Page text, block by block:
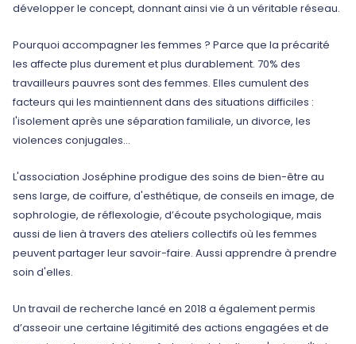
développer le concept, donnant ainsi vie à un véritable réseau.
Pourquoi accompagner les femmes ? Parce que la précarité
les affecte plus durement et plus durablement. 70% des
travailleurs pauvres sont des femmes. Elles cumulent des
facteurs qui les maintiennent dans des situations difficiles :
l'isolement après une séparation familiale, un divorce, les
violences conjugales…
L'association Joséphine prodigue des soins de bien-être au
sens large, de coiffure, d'esthétique, de conseils en image, de
sophrologie, de réflexologie, d’écoute psychologique, mais
aussi de lien à travers des ateliers collectifs où les femmes
peuvent partager leur savoir-faire. Aussi apprendre à prendre
soin d'elles.
Un travail de recherche lancé en 2018 a également permis
d’asseoir une certaine légitimité des actions engagées et de